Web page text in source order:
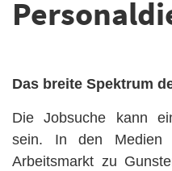
Das breite Spektrum
Die Jobsuche kann
sein. In den
Arbeitsmarkt zu